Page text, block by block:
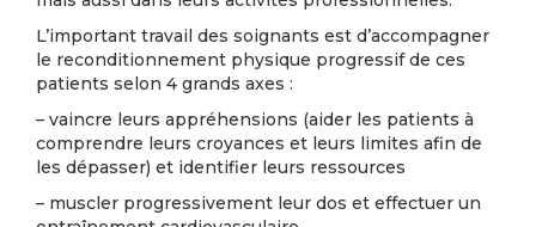
L’important travail des soignants est d’accompagner
le reconditionnement physique progressif de ces
patients selon 4 grands axes :
– vaincre leurs appréhensions (aider les patients à
comprendre leurs croyances et leurs limites afin de
les dépasser) et identifier leurs ressources
– muscler progressivement leur dos et effectuer un